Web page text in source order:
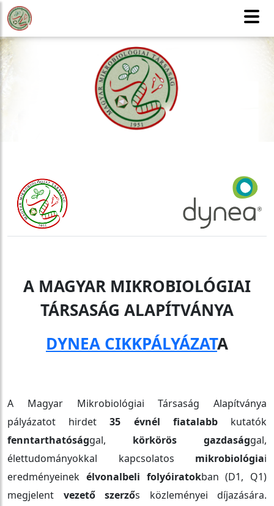
MMT
CSAK TAGOKNAK
A MAGYAR MIKROBIOLÓGIAI
TÁRSASÁG ALAPÍTVÁNYA
DYNEA CIKKPÁLYÁZATA
A Magyar Mikrobiológiai Társaság Alapítványa
pályázatot hirdet35 évnél fiatalabbkutatók
fenntarthatósággal, körkörös gazdasággal,
élettudományokkal kapcsolatos mikrobiológiai
eredményeinek élvonalbeli folyóiratokban (D1, Q1)
megjelent vezető szerzős közleményei díjazására.